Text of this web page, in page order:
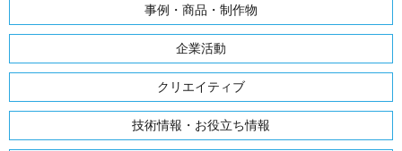
事例・商品・制作物
企業活動
クリエイティブ
技術情報・お役立ち情報